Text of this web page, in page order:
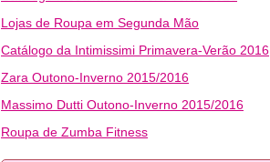
Lojas de Roupa em Segunda Mão
Catálogo da Intimissimi Primavera-Verão 2016
Zara Outono-Inverno 2015/2016
Massimo Dutti Outono-Inverno 2015/2016
Roupa de Zumba Fitness